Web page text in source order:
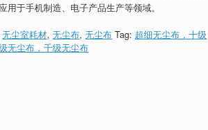
用于手机制造、电子产品生产等领域。
无尘室耗材,无尘布,无尘布 Tag: 超细无尘布，十级
无尘布，千级无尘布